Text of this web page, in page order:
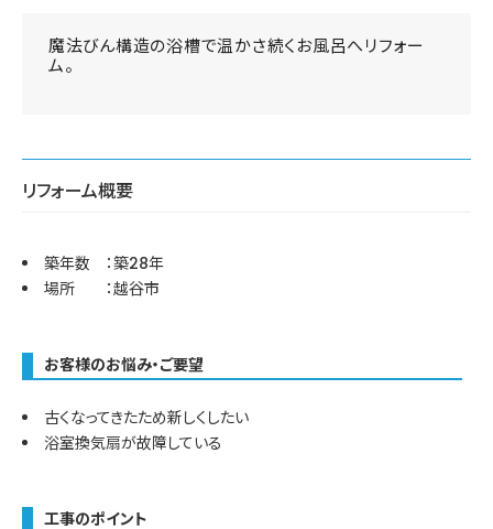
魔法びん構造の浴槽で温かさ続くお風呂へリフォー
ム。
リフォーム概要
築年数 ：築28年
場所 ：越谷市
お客様のお悩み・ご要望
古くなってきたため新しくしたい
浴室換気扇が故障している
工事のポイント